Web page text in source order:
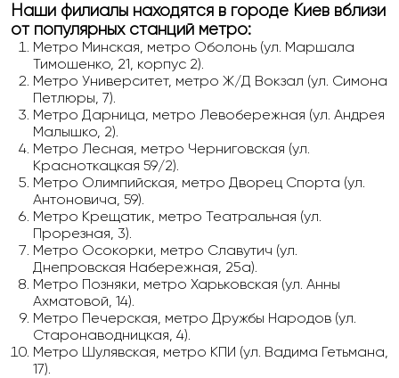
Наши филиалы находятся в городе Киев вблизи
от популярных станций метро:
Метро Минская, метро Оболонь (ул. Маршала
Тимошенко, 21, корпус 2).
Метро Университет, метро Ж/Д Вокзал (ул. Симона
Петлюры, 7).
Метро Дарница, метро Левобережная (ул. Андрея
Малышко, 2).
Метро Лесная, метро Черниговская (ул.
Красноткацкая 59/2).
Метро Олимпийская, метро Дворец Спорта (ул.
Антоновича, 59).
Метро Крещатик, метро Театральная (ул.
Прорезная, 3).
Метро Осокорки, метро Славутич (ул.
Днепровская Набережная, 25а).
Метро Позняки, метро Харьковская (ул. Анны
Ахматовой, 14).
Метро Печерская, метро Дружбы Народов (ул.
Старонаводницкая, 4).
Метро Шулявская, метро КПИ (ул. Вадима Гетьмана,
17).